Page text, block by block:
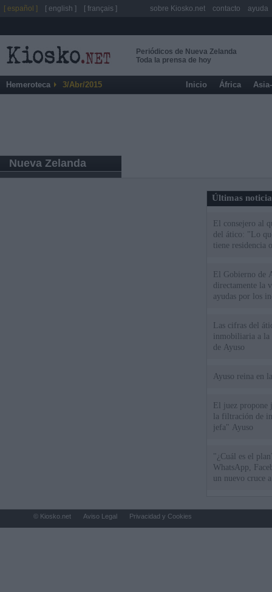
Periódicos de Nueva Zelanda
Toda la prensa de hoy
Hemeroteca 3/Abr/2015 Inicio África
Nueva Zelanda
Últimas
El consejero al
del ático: "Lo
tiene residencia
El Gobierno de
directamente la
ayudas por los
Las cifras del
inmobiliaria a la
de Ayuso
Ayuso reina en
El juez propone
la filtración de
jefa" Ayuso
"¿Cuál es el
WhatsApp,
un nuevo cruce
[ español ] [ english ] [ français ] sobre Kiosko.net contacto ayuda
© Kiosko.net Aviso Legal Privacidad y Cookies